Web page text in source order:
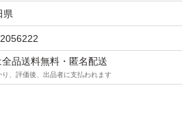
県
品送料無料・匿名配送
、評価後、出品者に支払われます